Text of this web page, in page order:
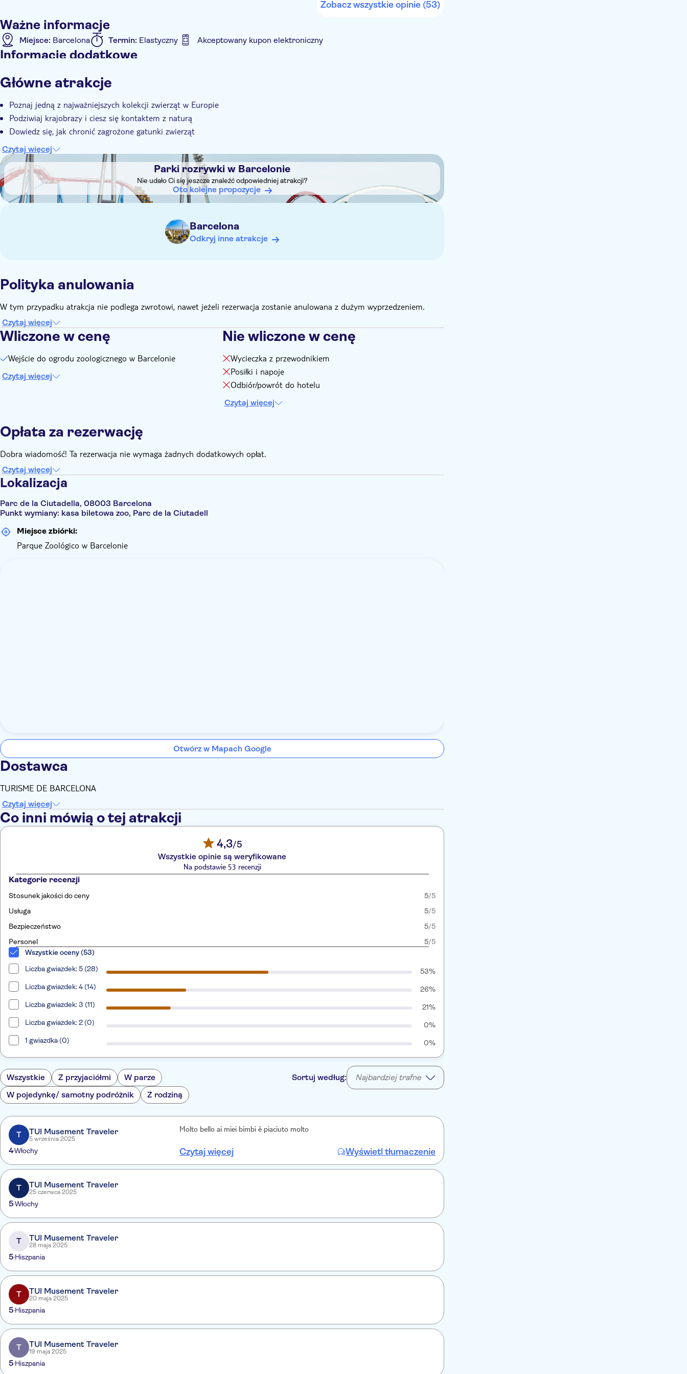
Zobacz wszystkie opinie (53)
Ważne informacje
Miejsce: Barcelona Termin: Elastyczny Akceptowany kupon elektroniczny
Informacje dodatkowe
Główne atrakcje
Poznaj jedną z najważniejszych kolekcji zwierząt w Europie
Podziwiaj krajobrazy i ciesz się kontaktem z naturą
Dowiedz się, jak chronić zagrożone gatunki zwierząt
Czytaj więcej
DSA1Parki rozrywki w Barcelonie
Parki rozrywki w Barcelonie
Nie udało Ci się jeszcze znaleźć odpowiedniej atrakcji?
Oto kolejne propozycje
Barcelona
Odkryj inne atrakcje
Polityka anulowania
W tym przypadku atrakcja nie podlega zwrotowi, nawet jeżeli rezerwacja zostanie anulowana z dużym wyprzedzeniem.
Czytaj więcej
Wliczone w cenę
Wejście do ogrodu zoologicznego w Barcelonie
Czytaj więcej
Nie wliczone w cenę
Wycieczka z przewodnikiem
Posiłki i napoje
Odbiór/powrót do hotelu
Czytaj więcej
Opłata za rezerwację
Dobra wiadomość! Ta rezerwacja nie wymaga żadnych dodatkowych opłat.
Czytaj więcej
Lokalizacja
Parc de la Ciutadella, 08003 Barcelona
Punkt wymiany: kasa biletowa zoo, Parc de la Ciutadell
Miejsce zbiórki:
Parque Zoológico w Barcelonie
Otwórz w Mapach Google
Dostawca
TURISME DE BARCELONA
Czytaj więcej
Co inni mówią o tej atrakcji
4,3/5
Wszystkie opinie są weryfikowane
Na podstawie 53 recenzji
Kategorie recenzji
Stosunek jakości do ceny 5/5
Usługa
5/5
Bezpieczeństwo
5/5
Personel
5/5
Wszystkie oceny (53)
Liczba gwiazdek: 5 (28)
53%
Liczba gwiazdek: 4 (14)
26%
Liczba gwiazdek: 3 (11)
21%
Liczba gwiazdek: 2 (0)
0%
1 gwiazdka (0)
0%
Wszystkie Z przyjaciółmi
W parze
W pojedynkę/ samotny podróżnik
Z rodziną
Sortuj według: Najbardziej trafne
T TUI Musement Traveler
5 września 2025
4Włochy
Molto bello ai miei bimbi è piaciuto molto
Czytaj więcej Wyświetl tłumaczenie
T TUI Musement Traveler
25 czerwca 2025
5Włochy
T TUI Musement Traveler
28 maja 2025
5 Hiszpania
T TUI Musement Traveler
20 maja 2025
5 Hiszpania
T TUI Musement Traveler
19 maja 2025
5 Hiszpania